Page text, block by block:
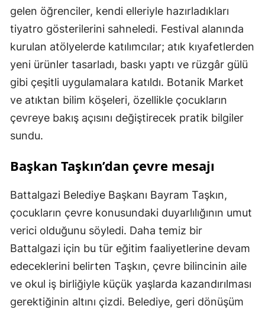
gelen öğrenciler, kendi elleriyle hazırladıkları
tiyatro gösterilerini sahneledi. Festival alanında
kurulan atölyelerde katılımcılar; atık kıyafetlerden
yeni ürünler tasarladı, baskı yaptı ve rüzgâr gülü
gibi çeşitli uygulamalara katıldı. Botanik Market
ve atıktan bilim köşeleri, özellikle çocukların
çevreye bakış açısını değiştirecek pratik bilgiler
sundu.
Başkan Taşkın’dan çevre mesajı
Battalgazi Belediye Başkanı Bayram Taşkın,
çocukların çevre konusundaki duyarlılığının umut
verici olduğunu söyledi. Daha temiz bir
Battalgazi için bu tür eğitim faaliyetlerine devam
edeceklerini belirten Taşkın, çevre bilincinin aile
ve okul iş birliğiyle küçük yaşlarda kazandırılması
gerektiğinin altını çizdi. Belediye, geri dönüşüm